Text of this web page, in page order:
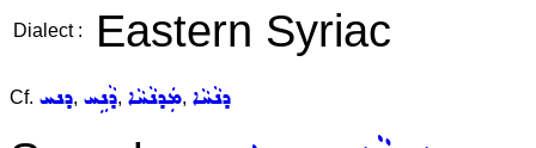
Dialect : Eastern Syriac
Cf. ܕܢܚ, ܕܵܢܹܚ, ܡܲܕܢܵܚܵܐ, ܕܢܵܚܵܐ